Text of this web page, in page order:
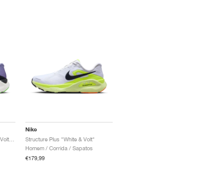
Structure Plus "Iron Purple & Voltage Green"
Nike
Structure Plus "White & Volt"
Homem / Corrida / Sapatos
€179,99